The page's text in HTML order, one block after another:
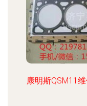
康明斯QSM11